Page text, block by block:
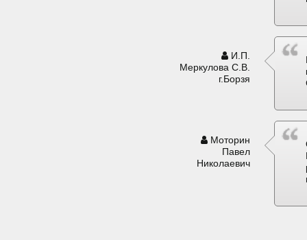
И.П.
Меркулова С.В.
г.Борзя
Моторин
Павел
Николаевич